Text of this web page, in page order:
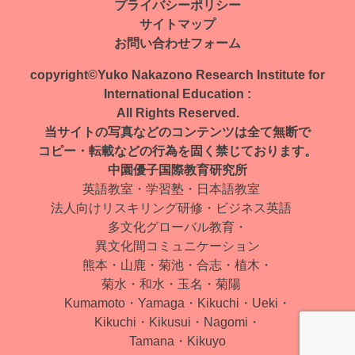
ゲ
シ
ョ
プライバシーポリシー
サイトマップ
お問い合わせフォーム
copyright©Yuko Nakazono Research Institute for
International Education :
All Rights Reserved.
当サイトの写真などのコンテンツは全て無断で
コピー・転載などの行為を固く禁じております。
中園優子国際教育研究所
英語教室・学習塾・日本語教室
法人向けリスキリング研修・ビジネス英語
多文化グローバル教育・
異文化間コミュニケーション
熊本・山鹿・菊池・合志・植木・
菊水・和水・玉名・菊陽
Kumamoto・Yamaga・Kikuchi・Ueki・
Kikuchi・Kikusui・Nagomi・
Tamana・Kikuyo